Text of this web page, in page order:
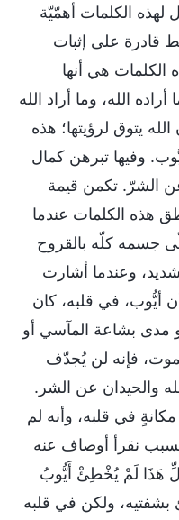
لهذه الكلمات أهمّيّة
قادرة على إثبات
الكلمات هي أنها
الله، وما أراد الله
يتوق لرؤيتها؛ هذه
وفيها تبرهن كمال
عن الشرّ. تكمن قيمة
هذه الكلمات عندما
جسمه كلّه بالقروح
وعندما أشارت
أيُّوب، في قلبه، كان
أو مدى بشاعة المآسي أو
فإنه لن يُجدّف
والحيدان عن الشر.
في قلبه، وأنه لم
نقرأ أوصاف عنه
هَذَا لَمْ يُخْطِئْ أَيُّوبُ
ولكن في قلبه